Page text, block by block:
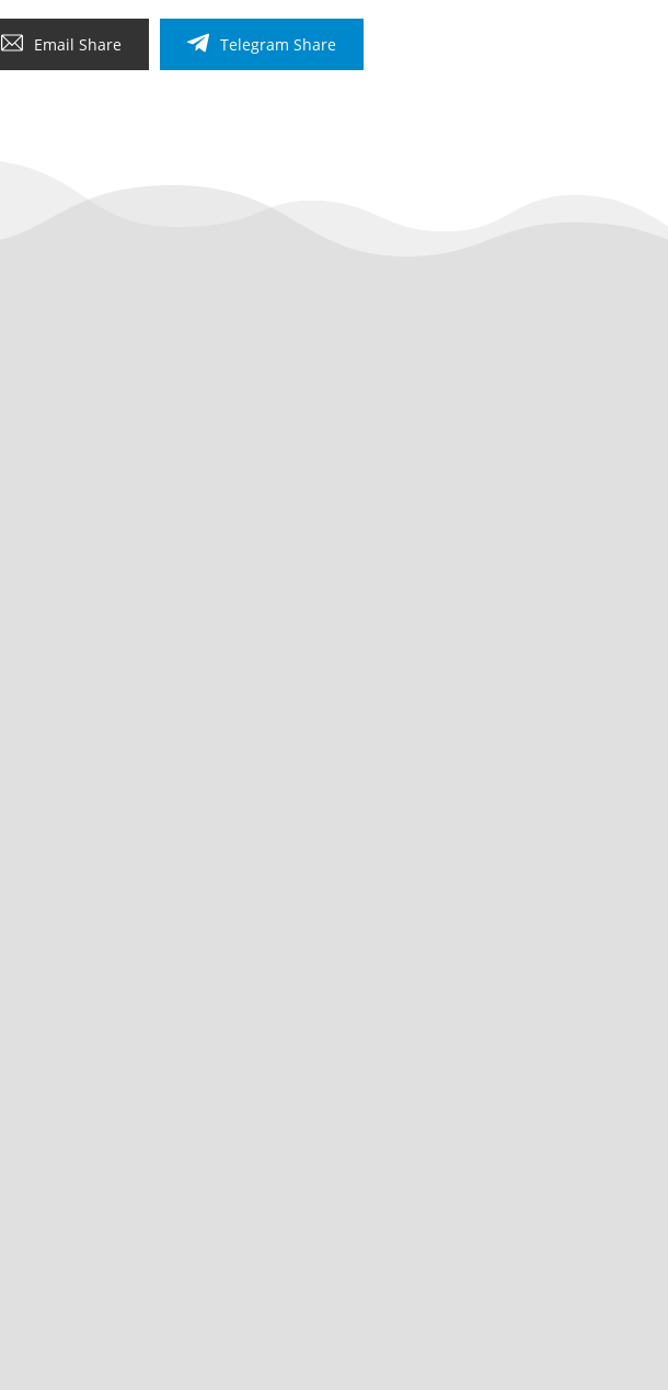
Email Share Telegram Share